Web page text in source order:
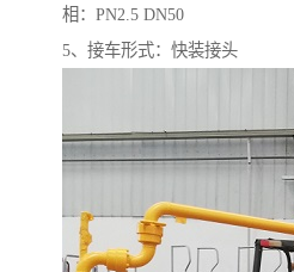
相：PN2.5 DN50
5、接车形式：快装接头